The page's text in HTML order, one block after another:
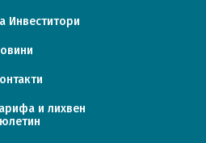
Инвеститори
и лихвен